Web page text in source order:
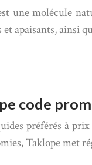
une molécule
et apaisants, ainsi
code
préférés à
Taklope met